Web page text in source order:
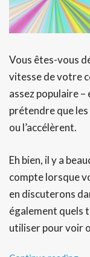
Vous êtes-vous
vitesse de votre
assez populaire
prétendre que
ou l’accélèrent.
Eh bien, il y a
compte lorsque
en discuterons
également quels
utiliser pour voir